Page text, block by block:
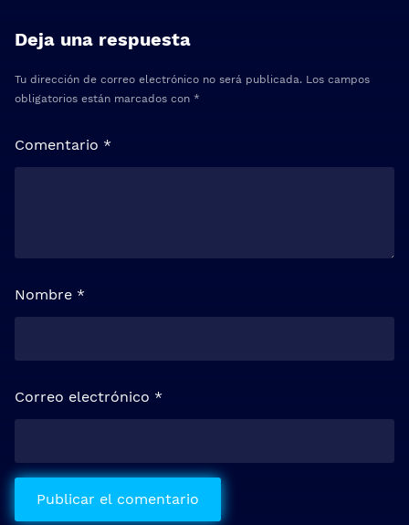
Deja una respuesta
Tu dirección de correo electrónico no será publicada. Los campos
obligatorios están marcados con *
Comentario *
Nombre *
Correo electrónico *